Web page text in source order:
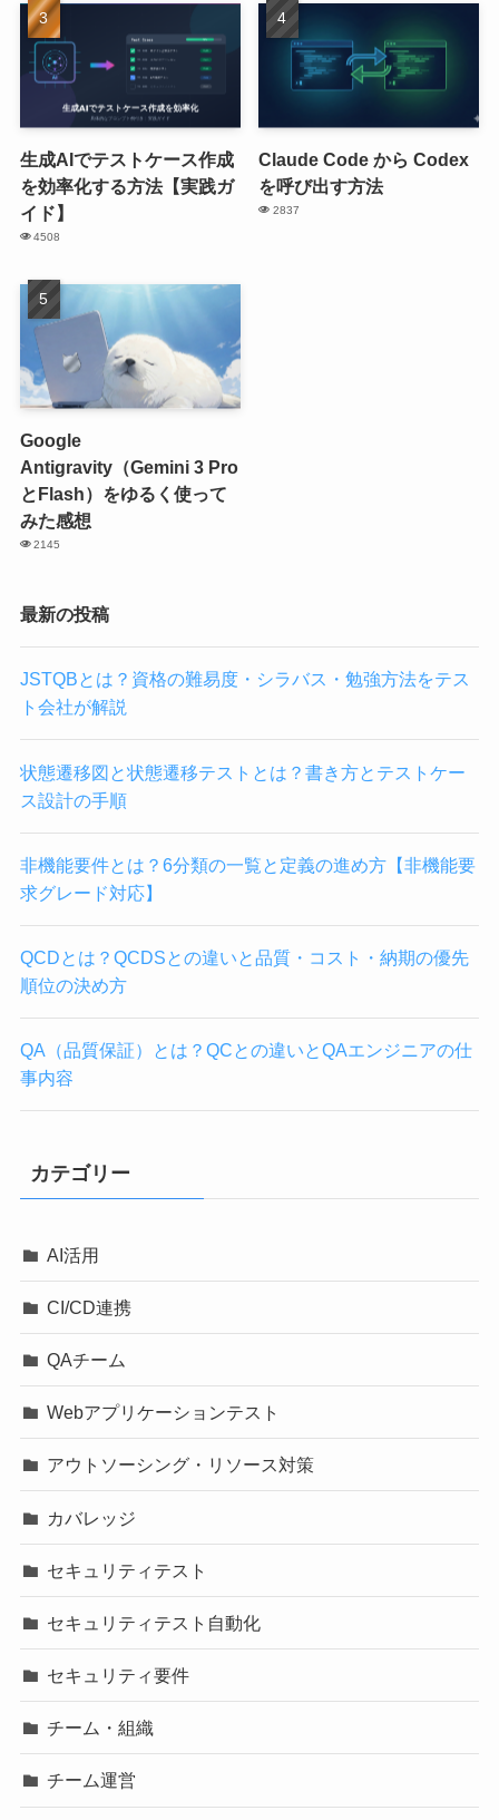
生成AIでテストケース作成
を効率化する方法【実践ガ
イド】
4508
Claude Code から Codex
を呼び出す方法
2837
Google
Antigravity（Gemini 3 Pro
とFlash）をゆるく使って
みた感想
2145
最新の投稿
JSTQBとは？資格の難易度・シラバス・勉強方法をテス
ト会社が解説
状態遷移図と状態遷移テストとは？書き方とテストケー
ス設計の手順
非機能要件とは？6分類の一覧と定義の進め方【非機能要
求グレード対応】
QCDとは？QCDSとの違いと品質・コスト・納期の優先
順位の決め方
QA（品質保証）とは？QCとの違いとQAエンジニアの仕
事内容
カテゴリー
AI活用
CI/CD連携
QAチーム
Webアプリケーションテスト
アウトソーシング・リソース対策
カバレッジ
セキュリティテスト
セキュリティテスト自動化
セキュリティ要件
チーム・組織
チーム運営